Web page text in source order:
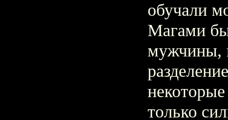
обучали
Магами
мужчины,
только